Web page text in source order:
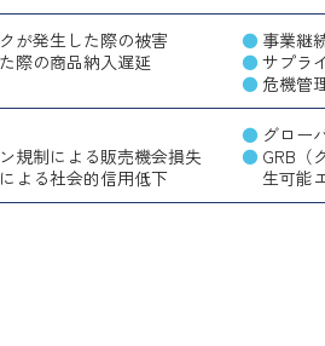
が発生した際の被害
際の商品納入遅延
事業継
サプラ
危機管
規制による販売機会損失
よる社会的信用低下
グロー
GRB（
生可能